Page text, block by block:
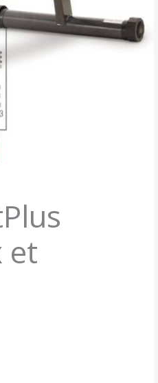
et